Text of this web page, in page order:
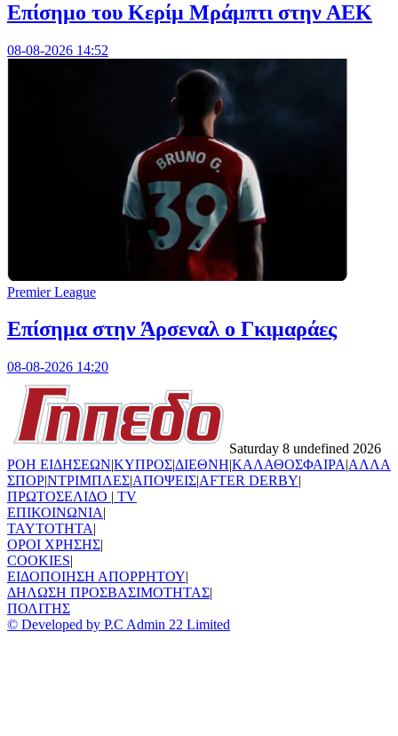
Επίσημο του Κερίμ Μράμπτι στην ΑΕK
08-08-2026 14:52
Premier League
Επίσημα στην Άρσεναλ ο Γκιμαράες
08-08-2026 14:20
Saturday 8 undefined 2026
ΡΟΗ ΕΙΔΗΣΕΩΝ|ΚΥΠΡΟΣ|ΔΙΕΘΝΗ|ΚΑΛΑΘΟΣΦΑΙΡΑ|ΑΛΛΑ
ΣΠΟΡ|ΝΤΡΙΜΠΛΕΣ|ΑΠΟΨΕΙΣ|AFTER DERBY|
ΠΡΩΤΟΣΕΛΙΔΟ | TV
ΕΠΙΚΟΙΝΩΝΙΑ|
TAYTOTHTA|
ΟΡΟΙ ΧΡΗΣΗΣ|
COOKIES|
ΕΙΔΟΠΟΙΗΣΗ ΑΠΟΡΡΗΤΟΥ|
ΔΗΛΩΣΗ ΠΡΟΣΒΑΣΙΜΟΤΗΤΑΣ|
ΠΟΛΙΤΗΣ
© Developed by P.C Admin 22 Limited